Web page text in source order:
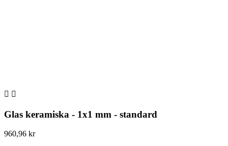
 
Glas keramiska - 1x1 mm - standard
960,96 kr